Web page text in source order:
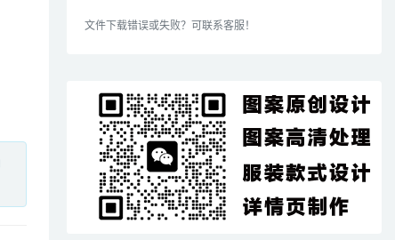
文件下载错误或失败？可联系客服！